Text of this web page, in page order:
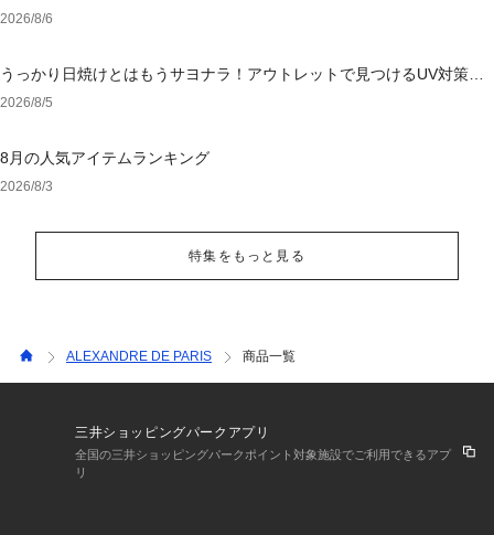
2026/8/6
うっかり日焼けとはもうサヨナラ！アウトレットで見つけるUV対策ウ
ェア
2026/8/5
8月の人気アイテムランキング
2026/8/3
特集をもっと見る
ALEXANDRE DE PARIS 商品一覧
三井ショッピングパークアプリ
全国の三井ショッピングパークポイント対象施設でご利用できるアプ
リ